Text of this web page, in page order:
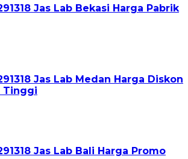
Jas Lab Bekasi Harga Pabrik
Jas Lab Medan Harga Diskon
Tinggi
Jas Lab Bali Harga Promo